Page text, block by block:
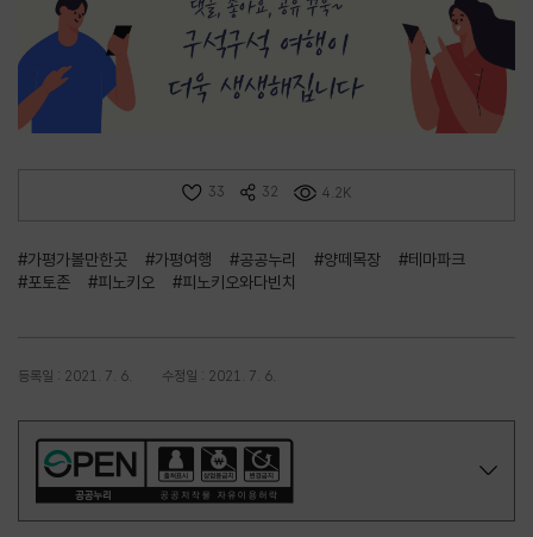
33 32 4.2K
#가평가볼만한곳 #가평여행 #공공누리 #양떼목장
#테마파크
#포토존
#피노키오 #피노키오와다빈치
등록일 : 2021. 7. 6. 수정일 : 2021. 7. 6.